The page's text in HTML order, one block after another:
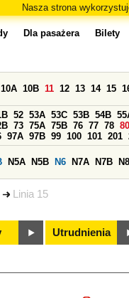
Nasza strona
Linia 15
Dla pasażera Bilety
10A 10B 11 12 13 14 15
52 53A 53C 53B 54B
73 75A 75B 76 77 78
97A 97B 99 100 101 201
N5A N5B N6 N7A N7B N8
Utrudnienia